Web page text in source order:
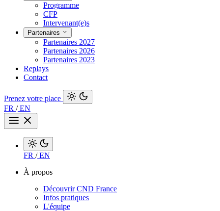
Programme
CFP
Intervenant(e)s
Partenaires
Partenaires 2027
Partenaires 2026
Partenaires 2023
Replays
Contact
Prenez votre place
FR /EN
FR /EN
À propos
Découvrir CND France
Infos pratiques
L'équipe